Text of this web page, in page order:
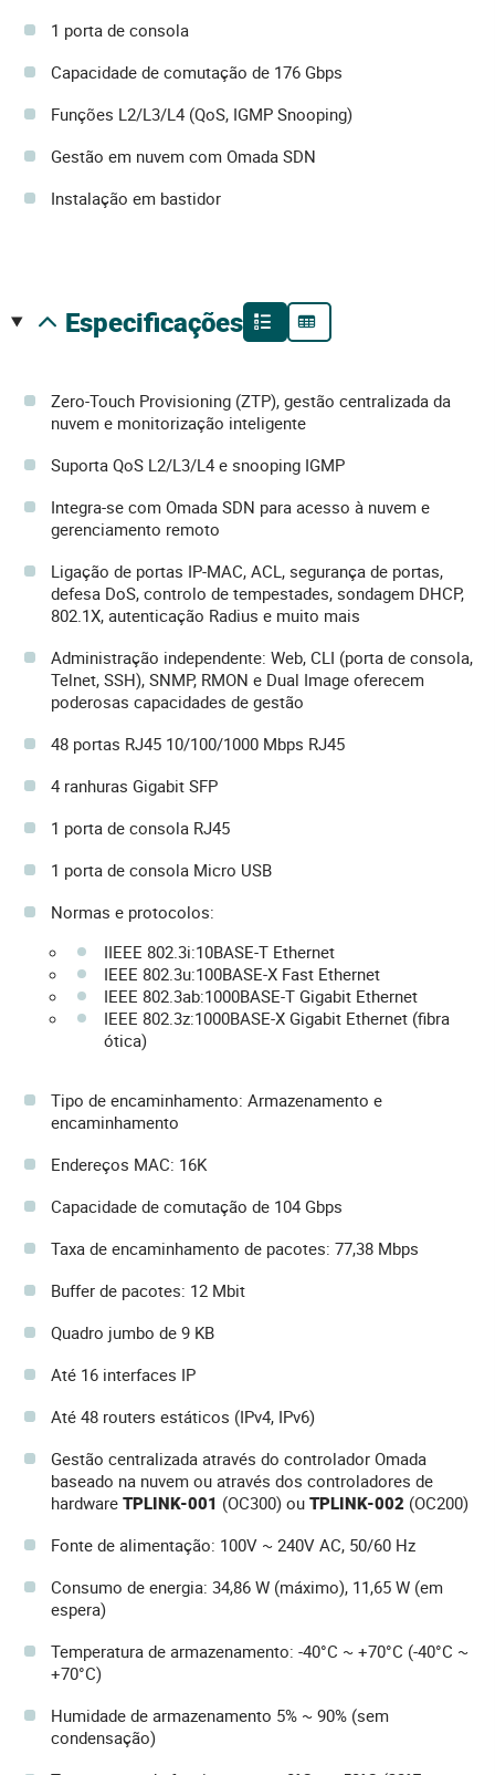
1 porta de consola
Capacidade de comutação de 176 Gbps
Funções L2/L3/L4 (QoS, IGMP Snooping)
Gestão em nuvem com Omada SDN
Instalação em bastidor
especificações
Zero-Touch Provisioning (ZTP), gestão centralizada da
nuvem e monitorização inteligente
Suporta QoS L2/L3/L4 e snooping IGMP
Integra-se com Omada SDN para acesso à nuvem e
gerenciamento remoto
Ligação de portas IP-MAC, ACL, segurança de portas,
defesa DoS, controlo de tempestades, sondagem DHCP,
802.1X, autenticação Radius e muito mais
Administração independente: Web, CLI (porta de consola,
Telnet, SSH), SNMP, RMON e Dual Image oferecem
poderosas capacidades de gestão
48 portas RJ45 10/100/1000 Mbps RJ45
4 ranhuras Gigabit SFP
1 porta de consola RJ45
1 porta de consola Micro USB
Normas e protocolos:
IIEEE 802.3i:10BASE-T Ethernet
IEEE 802.3u:100BASE-X Fast Ethernet
IEEE 802.3ab:1000BASE-T Gigabit Ethernet
IEEE 802.3z:1000BASE-X Gigabit Ethernet (fibra
ótica)
Tipo de encaminhamento: Armazenamento e
encaminhamento
Endereços MAC: 16K
Capacidade de comutação de 104 Gbps
Taxa de encaminhamento de pacotes: 77,38 Mbps
Buffer de pacotes: 12 Mbit
Quadro jumbo de 9 KB
Até 16 interfaces IP
Até 48 routers estáticos (IPv4, IPv6)
Gestão centralizada através do controlador Omada
baseado na nuvem ou através dos controladores de
hardware TPLINK-001 (OC300) ou TPLINK-002 (OC200)
Fonte de alimentação: 100V ~ 240V AC, 50/60 Hz
Consumo de energia: 34,86 W (máximo), 11,65 W (em
espera)
Temperatura de armazenamento: -40°C ~ +70°C (-40°C ~
+70°C)
Humidade de armazenamento 5% ~ 90% (sem
condensação)